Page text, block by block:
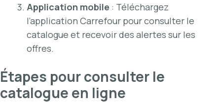
Application mobile : Téléchargez
l’application Carrefour pour consulter le
catalogue et recevoir des alertes sur les
offres.
Étapes pour consulter le
catalogue en ligne